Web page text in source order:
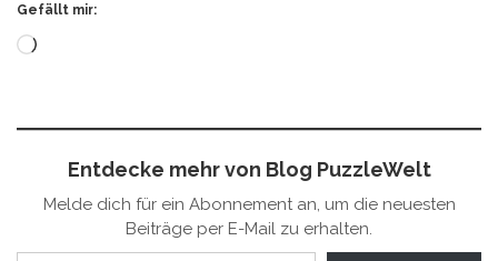
Gefällt mir:
Wird
Entdecke mehr von Blog PuzzleWelt
Melde dich für ein Abonnement an, um die neuesten
Beiträge per E-Mail zu erhalten.
Gib deine E-Mail-Adresse ein ...